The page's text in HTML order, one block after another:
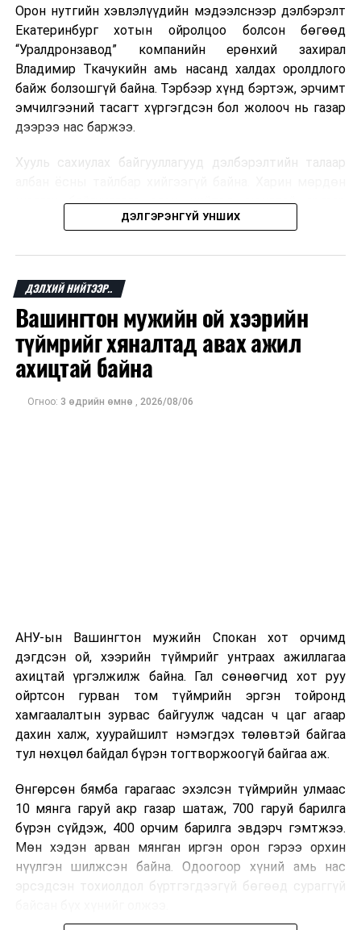
Мароккогийн хөдөлмөр эрхлэлтийн сайд мэдэгджээ.
Орон нутгийн хэвлэлүүдийн мэдээлснээр дэлбэрэлт
Екатеринбург хотын ойролцоо болсон бөгөөд
“Уралдронзавод” компанийн ерөнхий захирал
Владимир Ткачукийн амь насанд халдах оролдлого
байж болзошгүй байна. Тэрбээр хүнд бэртэж, эрчимт
эмчилгээний тасагт хүргэгдсэн бол жолооч нь газар
дээрээ нас баржээ.
Хууль сахиулах байгууллагууд дэлбэрэлтийн талаар
шалгах байгууллага олон нийтэд аюултай аргаар
хүний амь насанд халдахыг завдсан гэх үндэслэлээр
мэдээлжээ.
“Уралдронзавод” компани 2023 онд Екатеринбург
хотод байгуулагдсан бөгөөд нисгэгчгүй нисэх
төхөөрөмж үйлдвэрлэдэг аж. Тус компанийн 2025
оны орлого 6.2 тэрбум рубль, цэвэр ашиг нь 1.9
тэрбум рубльд хүрсэн гэж РБК мэдээлсэн байна.
Одоогоор дэлбэрэлтийн шалтгаан, хэрэгт холбоотой
ДЭЛГЭРЭНГҮЙ УНШИХ
ДЭЛХИЙ НИЙТЭЭР..
Вашингтон мужийн ой хээрийн
түймрийг хяналтад авах ажил
ахицтай байна
Огноо: 3 өдрийн өмнө , 2026/08/06
АНУ-ын Вашингтон мужийн Спокан хот орчимд
дэгдсэн ой, хээрийн түймрийг унтраах ажиллагаа
ахицтай үргэлжилж байна. Гал сөнөөгчид хот руу
ойртсон гурван том түймрийн эргэн тойронд
хамгаалалтын зурвас байгуулж чадсан ч цаг агаар
дахин халж, хуурайшилт нэмэгдэх төлөвтэй байгаа
тул нөхцөл байдал бүрэн тогтворжоогүй байгаа аж.
Өнгөрсөн бямба гарагаас эхэлсэн түймрийн улмаас
10 мянга гаруй акр газар шатаж, 700 гаруй барилга
бүрэн сүйдэж, 400 орчим барилга эвдэрч гэмтжээ.
Мөн хэдэн арван мянган иргэн орон гэрээ орхин
нүүлгэн шилжсэн байна. Одоогоор хүний амь нас
эрсэдсэн тохиолдол бүртгэгдээгүй бөгөөд сураггүй